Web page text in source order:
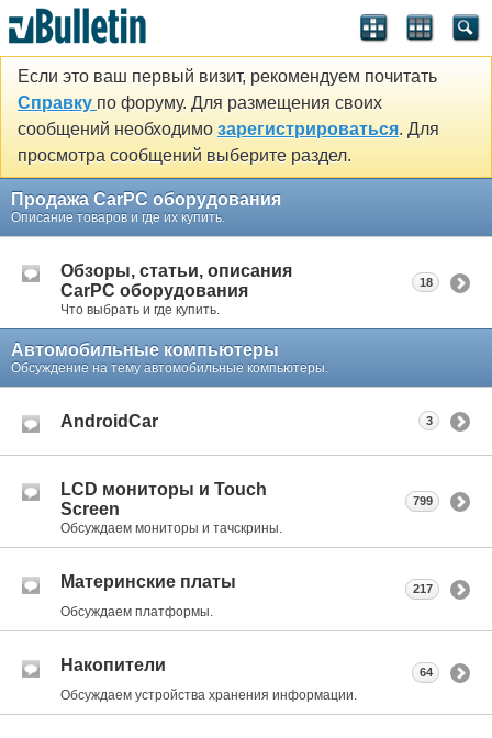
Если это ваш первый визит, рекомендуем почитать
Справку по форуму. Для размещения своих
сообщений необходимо зарегистрироваться. Для
просмотра сообщений выберите раздел.
Продажа CarPC оборудования
Описание товаров и где их купить.
Обзоры, статьи, описания
CarPC оборудования
Что выбрать и где купить.
18
Автомобильные компьютеры
Обсуждение на тему автомобильные компьютеры.
AndroidCar 3
LCD мониторы и Touch
Screen
Обсуждаем мониторы и тачскрины.
799
Материнские платы
Обсуждаем платформы.
217
Накопители
Обсуждаем устройства хранения информации.
64